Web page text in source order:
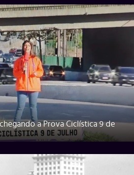
a Prova Ciclística 9 de